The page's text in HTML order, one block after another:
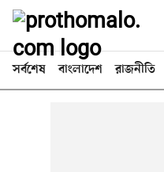
সর্বশেষ বাংলাদেশ রাজনীতি